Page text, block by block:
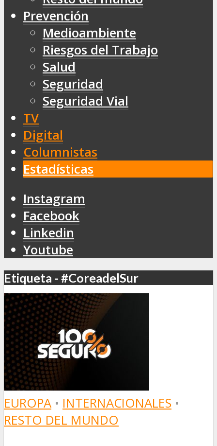
Prevención
Medioambiente
Riesgos del Trabajo
Salud
Seguridad
Seguridad Vial
TV
Digital
Columnistas
Estadísticas
Instagram
Facebook
Linkedin
Youtube
Etiqueta - #CoreadelSur
EUROPA • INTERNACIONALES •
RESTO DEL MUNDO